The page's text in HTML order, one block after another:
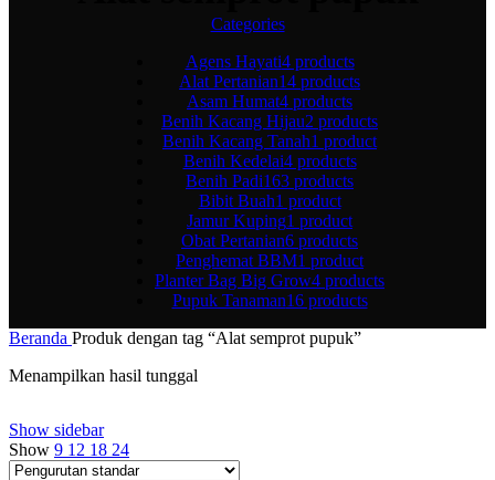
Categories
Agens Hayati4 products
Alat Pertanian14 products
Asam Humat4 products
Benih Kacang Hijau2 products
Benih Kacang Tanah1 product
Benih Kedelai4 products
Benih Padi163 products
Bibit Buah1 product
Jamur Kuping1 product
Obat Pertanian6 products
Penghemat BBM1 product
Planter Bag Big Grow4 products
Pupuk Tanaman16 products
Beranda Produk dengan tag “Alat semprot pupuk”
Menampilkan hasil tunggal
Show sidebar
Show 9 12 18 24